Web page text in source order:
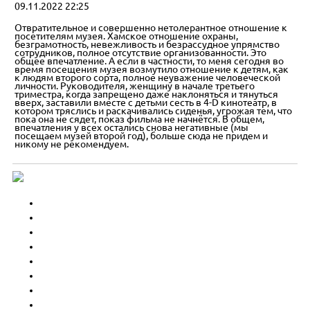
09.11.2022 22:25
Отвратительное и совершенно нетолерантное отношение к
посетителям музея. Хамское отношение охраны,
безграмотность, невежливость и безрассудное упрямство
сотрудников, полное отсутствие организованности. Это
общее впечатление. А если в частности, то меня сегодня во
время посещения музея возмутило отношение к детям, как
к людям второго сорта, полное неуважение человеческой
личности. Руководителя, женщину в начале третьего
триместра, когда запрещено даже наклоняться и тянуться
вверх, заставили вместе с детьми сесть в 4-D кинотеатр, в
котором тряслись и раскачивались сиденья, угрожая тем, что
пока она не сядет, показ фильма не начнётся. В общем,
впечатления у всех остались снова негативные (мы
посещаем музей второй год), больше сюда не придем и
никому не рекомендуем.